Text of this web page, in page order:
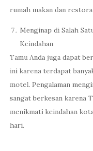
rumah makan dan
Menginap di Salah
Keindahan
Tamu Anda juga dapat
ini karena terdapat
motel. Pengalaman
sangat berkesan karena
menikmati keindahan
hari.